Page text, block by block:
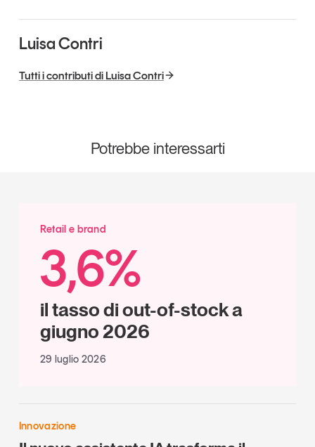
Luisa Contri
Tutti i contributi di Luisa Contri
Potrebbe interessarti
Retail e brand
3,6%
il tasso di out-of-stock a
giugno 2026
29 luglio 2026
Innovazione